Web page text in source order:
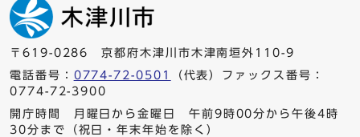
〒619-0286 京都府木津川市木津南垣外110-9
電話番号： 0774-72-0501
（代表）ファックス番号：
0774-72-3900
開庁時間 月曜日から金曜日 午前9時00分から午後4時
30分まで（祝日・年末年始を除く）